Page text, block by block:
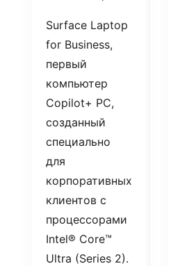
Surface Laptop
for Business,
первый
компьютер
Copilot+ PC,
созданный
специально
для
корпоративных
клиентов с
процессорами
Intel® Core™
Ultra (Series 2).